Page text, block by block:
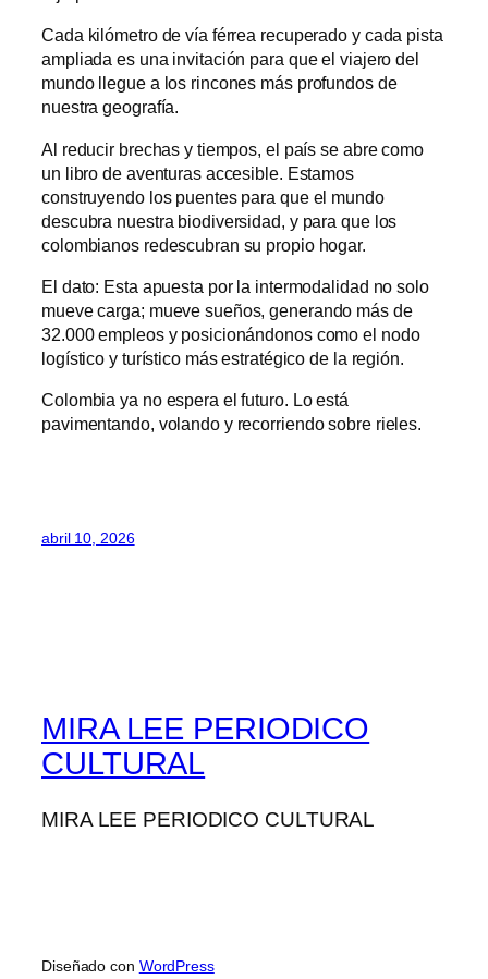
Cada kilómetro de vía férrea recuperado y cada pista
ampliada es una invitación para que el viajero del
mundo llegue a los rincones más profundos de
nuestra geografía.
Al reducir brechas y tiempos, el país se abre como
un libro de aventuras accesible. Estamos
construyendo los puentes para que el mundo
descubra nuestra biodiversidad, y para que los
colombianos redescubran su propio hogar.
El dato: Esta apuesta por la intermodalidad no solo
mueve carga; mueve sueños, generando más de
32.000 empleos y posicionándonos como el nodo
logístico y turístico más estratégico de la región.
Colombia ya no espera el futuro. Lo está
pavimentando, volando y recorriendo sobre rieles.
abril 10, 2026
MIRA LEE PERIODICO
CULTURAL
MIRA LEE PERIODICO CULTURAL
Diseñado con WordPress